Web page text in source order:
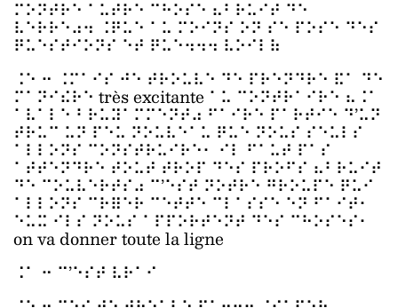
⠍⠕⠝⠞⠗⠑ ⠁⠥⠞⠗⠑ ⠉⠓⠕⠎⠑ ⠦⠃⠗⠥⠊⠞ ⠙⠑
⠧⠑⠗⠗⠑⠴⠲ ⠨⠟⠥⠑ ⠁⠥ ⠍⠕⠊⠝⠎ ⠕⠝ ⠎⠑ ⠏⠕⠎⠑ ⠙⠑⠎
⠟⠥⠑⠎⠞⠊⠕⠝⠎ ⠑⠞ ⠟⠥⠑⠲⠲⠲ ⠧⠕⠊⠇⠷
⠨⠑ ⠒ ⠨⠍⠁⠊⠎ ⠚⠑ ⠞⠗⠕⠥⠧⠑ ⠙⠑ ⠏⠗⠑⠝⠙⠗⠑ ⠯⠁ ⠙⠑
⠍⠁⠝⠊⠮⠗⠑ très excitante ⠁⠥ ⠉⠕⠝⠞⠗⠁⠊⠗⠑ ⠦⠨⠁
⠁⠧⠁⠇⠑ ⠃⠗⠥⠽⠁⠍⠍⠑⠝⠞⠴ ⠋⠁⠊⠗⠑ ⠏⠁⠗⠞⠊⠑ ⠙’⠥⠝
⠞⠗⠥⠉ ⠥⠝ ⠏⠑⠥ ⠝⠕⠥⠧⠑⠁⠥ ⠟⠥⠑ ⠝⠕⠥⠎ ⠎⠑⠥⠇⠎
⠁⠇⠇⠕⠝⠎ ⠉⠕⠝⠎⠞⠗⠥⠊⠗⠑⠂ ⠊⠇ ⠋⠁⠥⠞ ⠏⠁⠎
⠁⠞⠞⠑⠝⠙⠗⠑ ⠞⠕⠥⠞ ⠞⠗⠕⠏ ⠙⠑⠎ ⠏⠗⠕⠋⠎ ⠦⠃⠗⠥⠊⠞
⠙⠑ ⠉⠕⠥⠧⠑⠗⠞⠎⠴ ⠉’⠑⠎⠞ ⠝⠕⠞⠗⠑ ⠛⠗⠕⠥⠏⠑ ⠟⠥⠊
⠁⠇⠇⠕⠝⠎ ⠉⠗⠿⠑⠗ ⠉⠑⠞⠞⠑ ⠉⠇⠁⠎⠎⠑ ⠑⠝ ⠋⠁⠊⠞⠂
⠑⠥⠭ ⠊⠇⠎ ⠝⠕⠥⠎ ⠁⠏⠏⠕⠗⠞⠑⠝⠞ ⠙⠑⠎ ⠉⠓⠕⠎⠑⠎⠂
on va donner toute la ligne
⠨⠁ ⠒ ⠉’⠑⠎⠞ ⠧⠗⠁⠊